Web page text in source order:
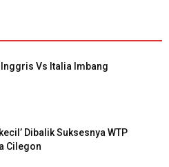
Vs Italia Imbang
Dibalik Suksesnya WTP
Cilegon